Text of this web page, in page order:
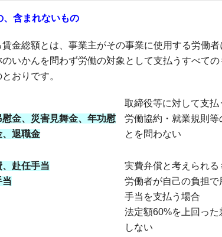
、含まれないもの
金総額とは、事業主がその事業に使用する労働者
いかんを問わず労働の対象として支払うすべての
おりです。
取締役等に対して支払
金、災害見舞金、年功慰
、退職金
労働協約・就業規則
とを問わない
赴任手当
実費弁償と考えられる
当
労働者が自己の負担
手当を支払う場合
法定額60%を上回った
しない